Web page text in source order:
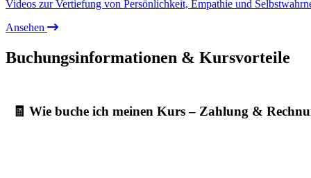
Videos zur Vertiefung von Persönlichkeit, Empathie und
Ansehen
Buchungsinformationen & Kursvorteile
🧾 Wie buche ich meinen Kurs – Zahlung &